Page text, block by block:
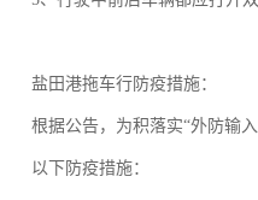
盐田港拖车行防疫措施：
根据公告，为积落实“外防输
以下防疫措施：